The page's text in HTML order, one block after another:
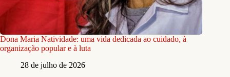
Dona Maria Natividade: uma vida dedicada ao cuidado, à
organização popular e à luta
28 de julho de 2026